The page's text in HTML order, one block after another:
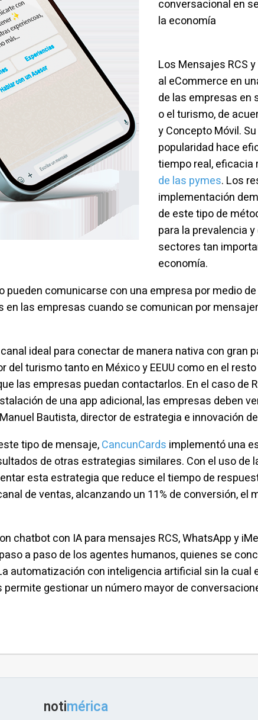
conversacional en
la economía
Los Mensajes RCS
al eCommerce en
de las empresas en
o el turismo, de
y Concepto Móvil.
popularidad hace
tiempo real, eficacia
de las pymes. Los
implementación
de este tipo de
para la prevalencia
sectores tan
economía.
comunicarse con una empresa por medio
las empresas cuando se comunican por
ideal para conectar de manera nativa con gran
turismo tanto en México y EEUU como en el
las empresas puedan contactarlos. En el caso de
de una app adicional, las empresas deben
Bautista, director de estrategia e innovación
tipo de mensaje,CancunCards implementó una
de otras estrategias similares. Con el uso de
esta estrategia que reduce el tiempo de
de ventas, alcanzando un 11% de conversión, el
chatbot con IA para mensajes RCS, WhatsApp y
a paso de los agentes humanos, quienes se
automatización con inteligencia artificial sin la cual
gestionar un número mayor de
notimérica